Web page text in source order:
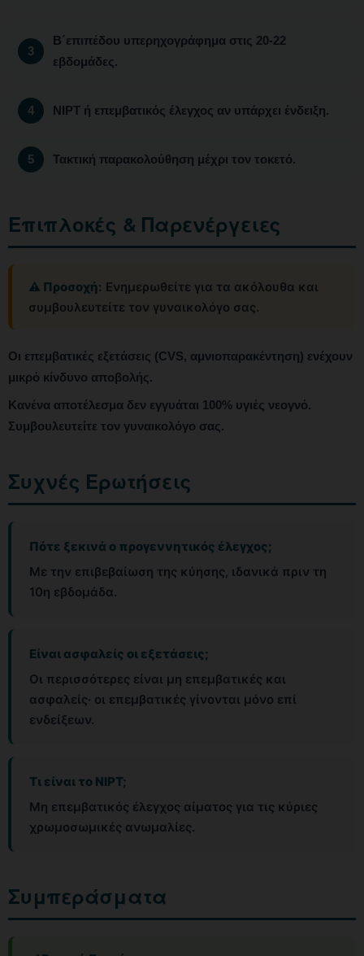
Β΄επιπέδου υπερηχογράφημα στις 20-22
εβδομάδες.
NIPT ή επεμβατικός έλεγχος αν υπάρχει ένδειξη.
Τακτική παρακολούθηση μέχρι τον τοκετό.
Επιπλοκές & Παρενέργειες
⚠️ Προσοχή: Ενημερωθείτε για τα ακόλουθα και
συμβουλευτείτε τον γυναικολόγο σας.
Οι επεμβατικές εξετάσεις (CVS, αμνιοπαρακέντηση) ενέχουν
μικρό κίνδυνο αποβολής.
Κανένα αποτέλεσμα δεν εγγυάται 100% υγιές νεογνό.
Συμβουλευτείτε τον γυναικολόγο σας.
Συχνές Ερωτήσεις
Πότε ξεκινά ο προγεννητικός έλεγχος;
Με την επιβεβαίωση της κύησης, ιδανικά πριν τη
10η εβδομάδα.
Είναι ασφαλείς οι εξετάσεις;
Οι περισσότερες είναι μη επεμβατικές και
ασφαλείς· οι επεμβατικές γίνονται μόνο επί
ενδείξεων.
Τι είναι το NIPT;
Μη επεμβατικός έλεγχος αίματος για τις κύριες
χρωμοσωμικές ανωμαλίες.
Συμπεράσματα